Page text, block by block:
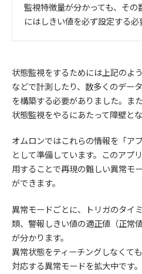
監視特徴量が分かっても、そ
にはしきい値を必ず設定する必
状態監視をするためには上記のよ
などで計測したり、数多くのデー
を構築する必要がありました。ま
状態監視をやるにあたって障壁と
オムロンではこれらの情報を「ア
として準備しています。このアプ
用することで再現の難しい異常モ
ができます。
異常モードごとに、トリガのタイ
類、警報しきい値の適正値（正常
が分かります。
異常状態をティーチングしなくて
対応する異常モードを拡大中です。